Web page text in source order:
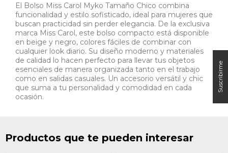
El Bolso Miss Carol Myko Tamaño Chico combina
funcionalidad y estilo sofisticado, ideal para mujeres que
buscan practicidad sin perder elegancia. De la exclusiva
marca Miss Carol, este bolso compacto está disponible
en beige y negro, colores fáciles de combinar con
cualquier look diario. Su diseño moderno y materiales
de calidad lo hacen perfecto para llevar tus objetos
esenciales de manera organizada tanto en el trabajo
como en salidas casuales. Un accesorio versátil y chic
que suma a tu personalidad y comodidad en cada
ocasión.
Productos que te pueden interesar